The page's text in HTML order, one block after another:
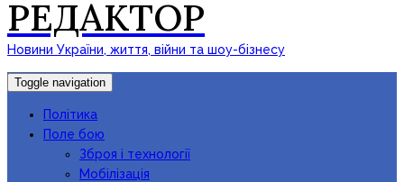
РЕДАКТОР
Новини України, життя, війни та шоу-бізнесу
Toggle navigation
Політика
Поле бою
Зброя і технології
Мобілізація